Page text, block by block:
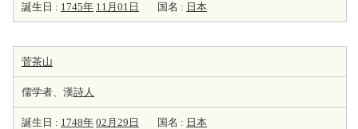
誕生日 : 1745年 11月01日 国名 : 日本
菅茶山
儒学者、漢詩人
誕生日 : 1748年 02月29日 国名 : 日本